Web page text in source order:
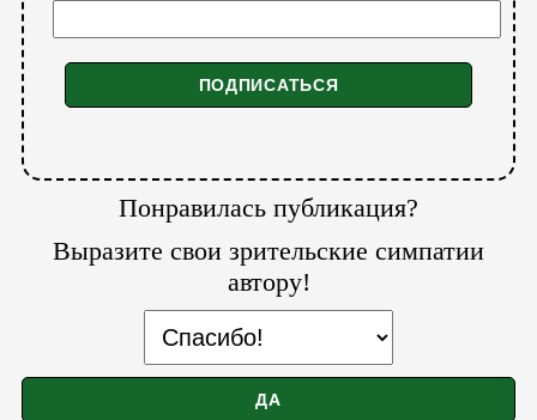
Понравилась публикация?
Выразите свои зрительские симпатии
автору!